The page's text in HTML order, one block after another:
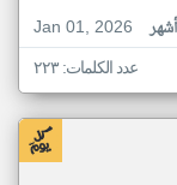
Jan 01, 2026
عدد الكلمات: ٢٢٣